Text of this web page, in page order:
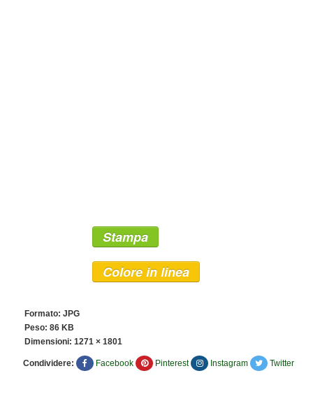
Stampa
Colore in linea
Formato: JPG
Peso: 86 KB
Dimensioni: 1271 × 1801
Condividere: Facebook Pinterest Instagram Twitter